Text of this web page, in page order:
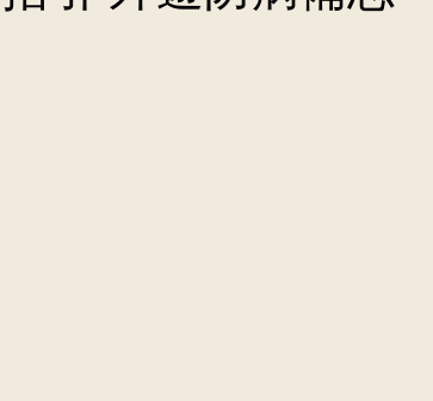
Medicine